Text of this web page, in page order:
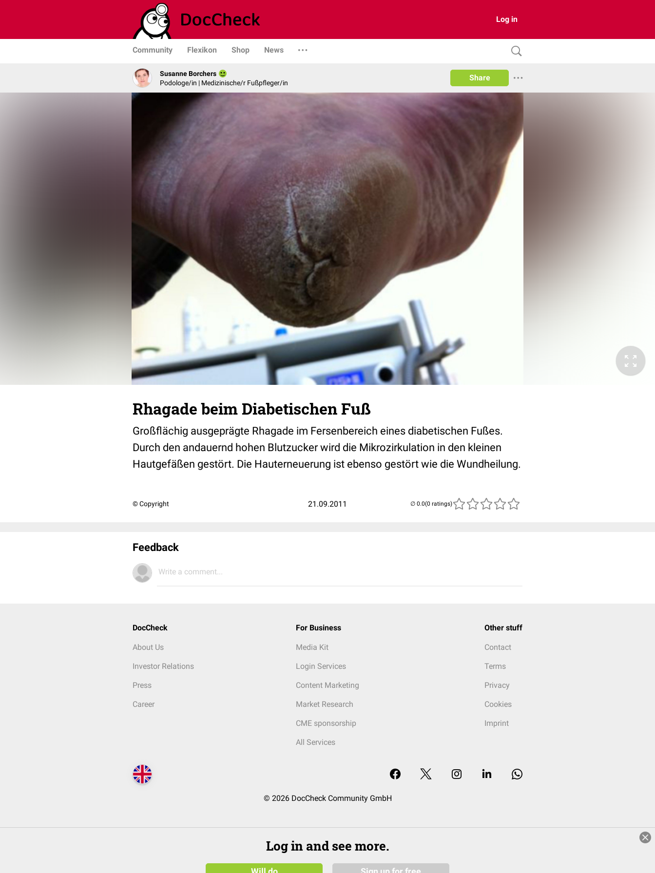
Log in
Community Flexikon Shop News
Susanne Borchers
Podologe/in | Medizinische/r Fußpfleger/in
Share
Rhagade beim Diabetischen Fuß
Großflächig ausgeprägte Rhagade im Fersenbereich eines diabetischen Fußes.
Durch den andauernd hohen Blutzucker wird die Mikrozirkulation in den kleinen
Hautgefäßen gestört. Die Hauterneuerung ist ebenso gestört wie die Wundheilung.
© Copyright 21.09.2011 (0 ratings)
Feedback
Write a comment...
DocCheck
About Us
Investor Relations
Press
Career
For Business
Media Kit
Login Services
Content Marketing
Market Research
CME sponsorship
All Services
Other stuff
Contact
Terms
Privacy
Cookies
Imprint
© 2026 DocCheck Community GmbH
Log in and see more.